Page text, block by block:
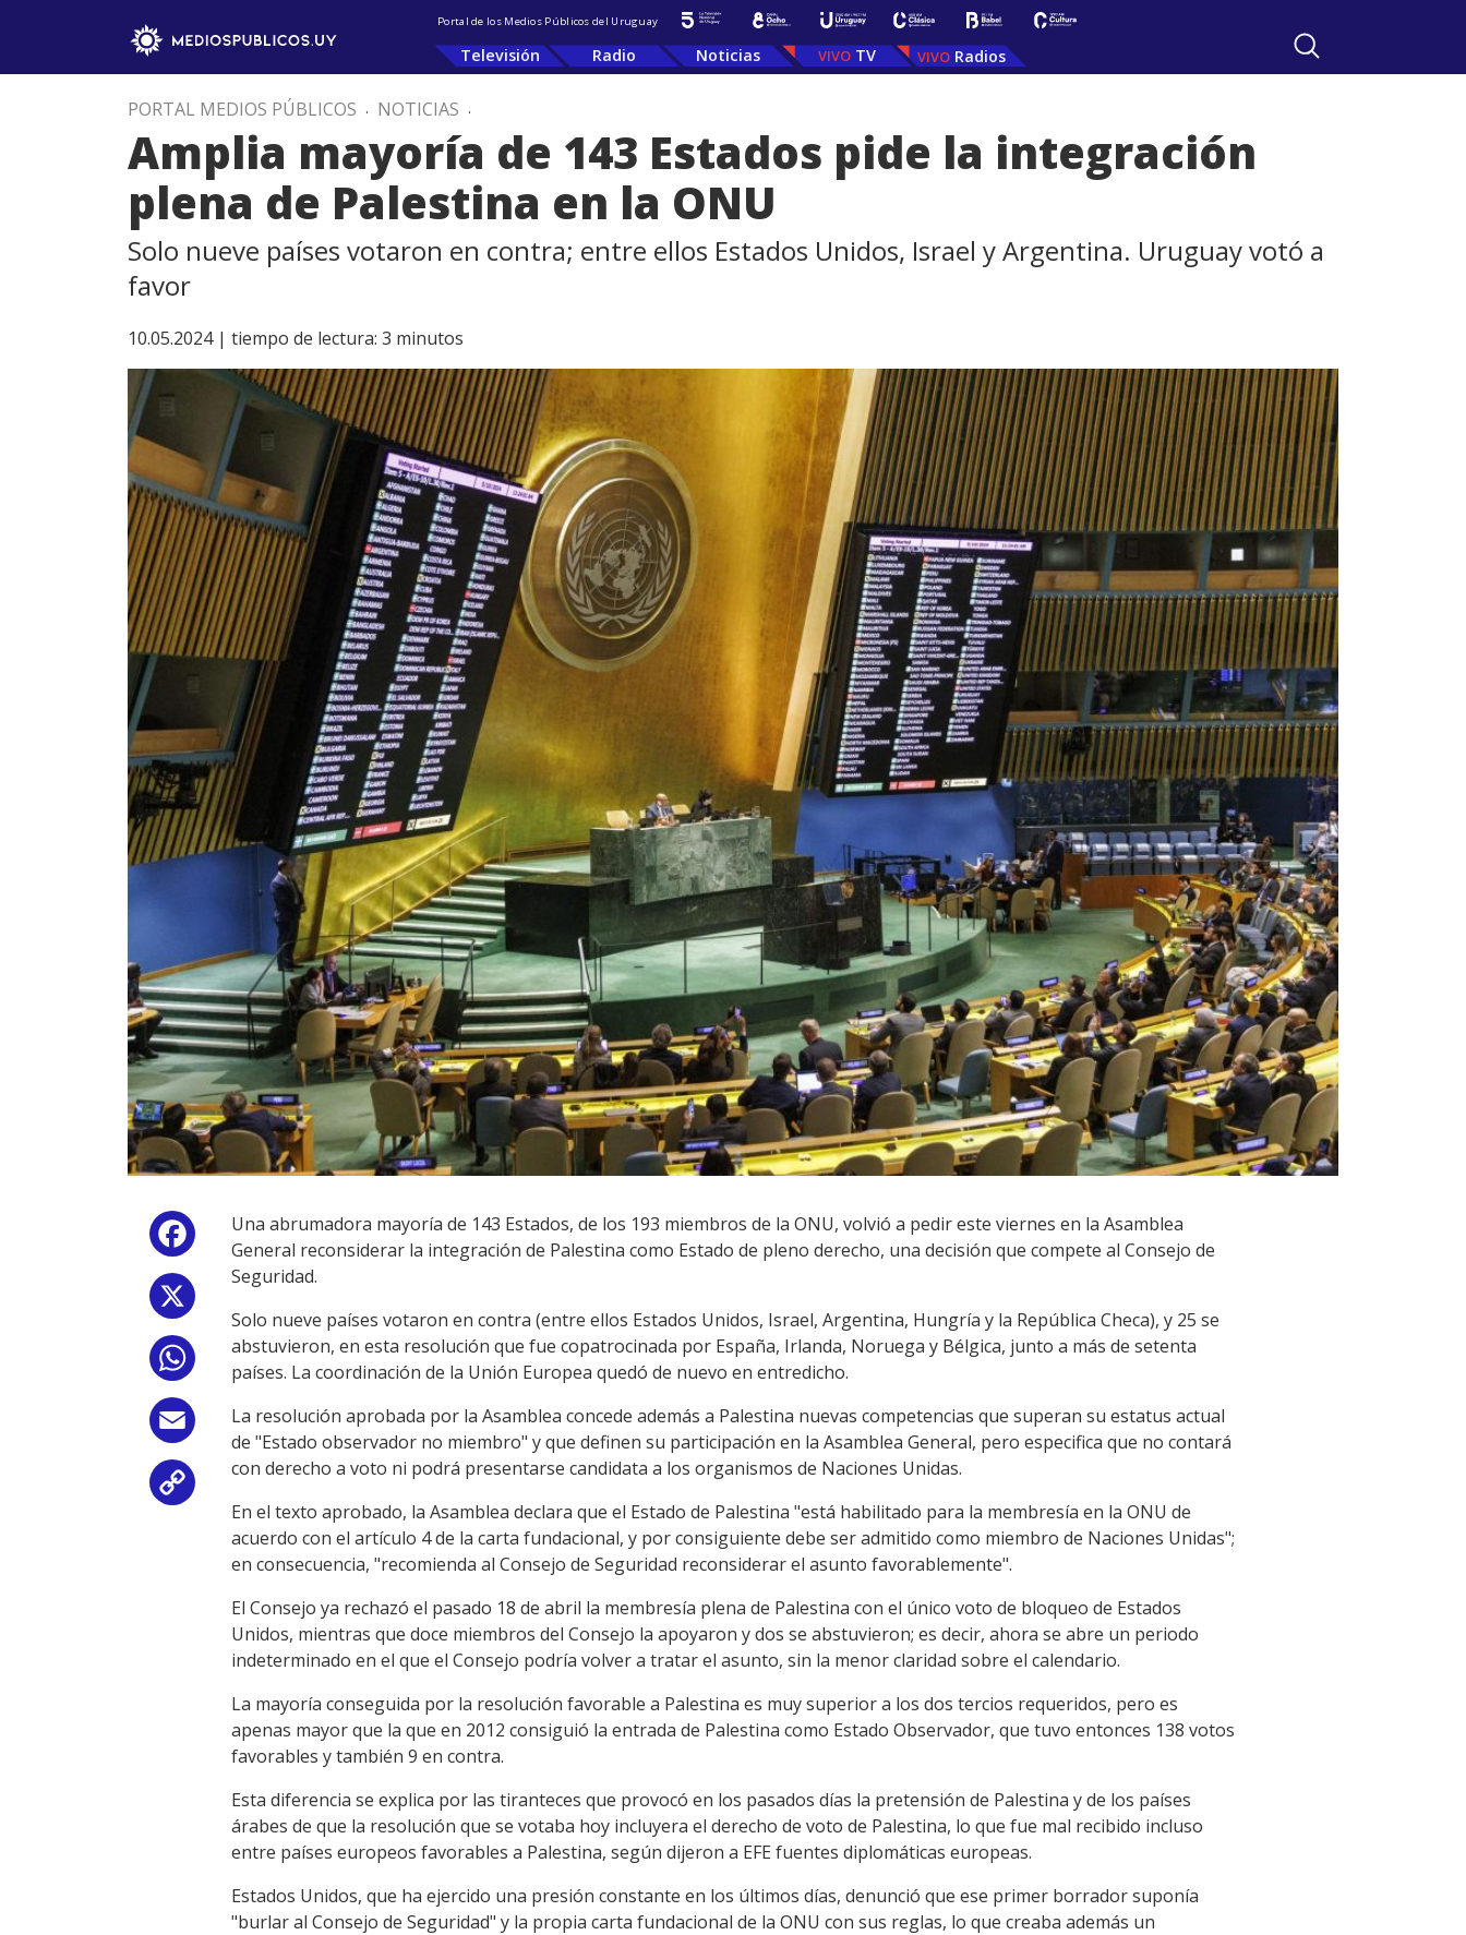
Portal de los Medios Públicos del Uruguay
Televisión Radio Noticias TV Radios
PORTAL MEDIOS PÚBLICOS . NOTICIAS .
Amplia mayoría de 143 Estados pide la integración
plena de Palestina en la ONU
Solo nueve países votaron en contra; entre ellos Estados Unidos, Israel y Argentina. Uruguay votó a
favor
10.05.2024 | tiempo de lectura: 3 minutos
Facebook
WhatsApp
Email
Link
Una abrumadora mayoría de 143 Estados, de los 193 miembros de la ONU, volvió a pedir este viernes en la Asamblea
General reconsiderar la integración de Palestina como Estado de pleno derecho, una decisión que compete al Consejo de
Seguridad.
Solo nueve países votaron en contra (entre ellos Estados Unidos, Israel, Argentina, Hungría y la República Checa), y 25 se
abstuvieron, en esta resolución que fue copatrocinada por España, Irlanda, Noruega y Bélgica, junto a más de setenta
países. La coordinación de la Unión Europea quedó de nuevo en entredicho.
La resolución aprobada por la Asamblea concede además a Palestina nuevas competencias que superan su estatus actual
de "Estado observador no miembro" y que definen su participación en la Asamblea General, pero especifica que no contará
con derecho a voto ni podrá presentarse candidata a los organismos de Naciones Unidas.
En el texto aprobado, la Asamblea declara que el Estado de Palestina "está habilitado para la membresía en la ONU de
acuerdo con el artículo 4 de la carta fundacional, y por consiguiente debe ser admitido como miembro de Naciones Unidas";
en consecuencia, "recomienda al Consejo de Seguridad reconsiderar el asunto favorablemente".
El Consejo ya rechazó el pasado 18 de abril la membresía plena de Palestina con el único voto de bloqueo de Estados
Unidos, mientras que doce miembros del Consejo la apoyaron y dos se abstuvieron; es decir, ahora se abre un periodo
indeterminado en el que el Consejo podría volver a tratar el asunto, sin la menor claridad sobre el calendario.
La mayoría conseguida por la resolución favorable a Palestina es muy superior a los dos tercios requeridos, pero es
apenas mayor que la que en 2012 consiguió la entrada de Palestina como Estado Observador, que tuvo entonces 138 votos
favorables y también 9 en contra.
Esta diferencia se explica por las tiranteces que provocó en los pasados días la pretensión de Palestina y de los países
árabes de que la resolución que se votaba hoy incluyera el derecho de voto de Palestina, lo que fue mal recibido incluso
entre países europeos favorables a Palestina, según dijeron a EFE fuentes diplomáticas europeas.
Estados Unidos, que ha ejercido una presión constante en los últimos días, denunció que ese primer borrador suponía
"burlar al Consejo de Seguridad" y la propia carta fundacional de la ONU con sus reglas, lo que creaba además un